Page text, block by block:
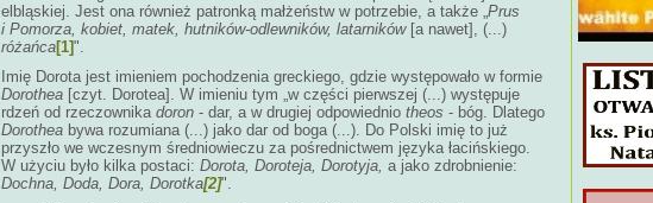
elbląskiej. Jest ona również patronką małżeństw w potrzebie, a także „Prus
i Pomorza, kobiet, matek, hutników-odlewników, latarników [a nawet], (...)
różańca[1]".
Imię Dorota jest imieniem pochodzenia greckiego, gdzie występowało w formie
Dorothea [czyt. Dorotea]. W imieniu tym „w części pierwszej (...) występuje
rdzeń od rzeczownika doron - dar, a w drugiej odpowiednio theos - bóg. Dlatego
Dorothea bywa rozumiana (...) jako dar od boga (...). Do Polski imię to już
przyszło we wczesnym średniowieczu za pośrednictwem języka łacińskiego.
W użyciu było kilka postaci: Dorota, Doroteja, Dorotyja, a jako zdrobnienie:
Dochna, Doda, Dora, Dorotka[2]".